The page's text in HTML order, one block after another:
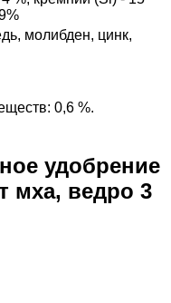
молибден, цинк,
0,6 %.
удобрение
мха, ведро 3